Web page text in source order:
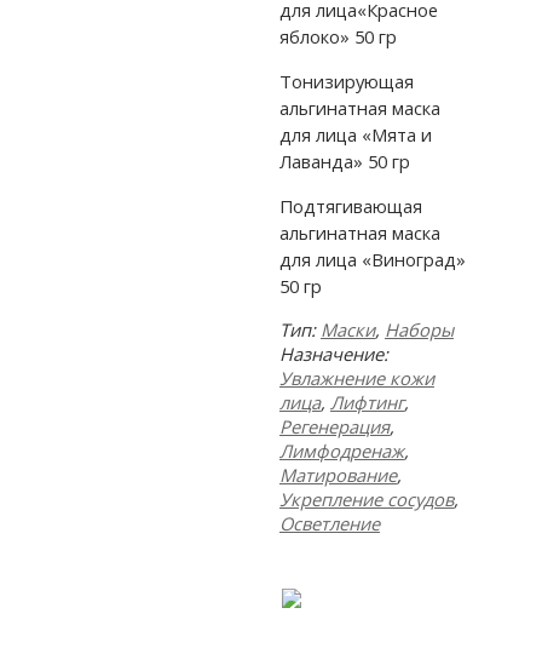
для лица«Красное
яблоко» 50 гр
Тонизирующая
альгинатная маска
для лица «Мята и
Лаванда» 50 гр
Подтягивающая
альгинатная маска
для лица «Виноград»
50 гр
Тип: Маски, Наборы
Назначение:
Увлажнение кожи
лица, Лифтинг,
Регенерация,
Лимфодренаж,
Матирование,
Укрепление сосудов,
Осветление